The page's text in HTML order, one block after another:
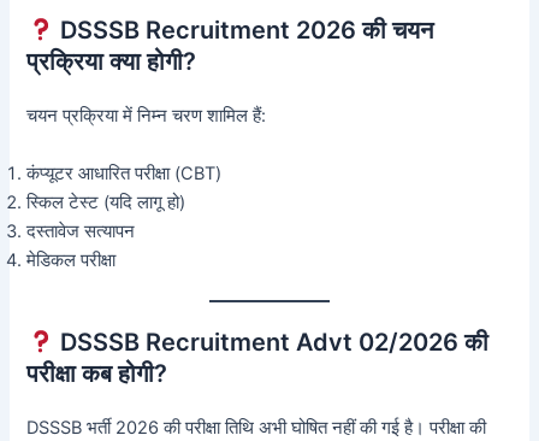
DSSSB Recruitment 2026 की चयन
प्रक्रिया क्या होगी?
चयन प्रक्रिया में निम्न चरण शामिल हैं:
कंप्यूटर आधारित परीक्षा (CBT)
स्किल टेस्ट (यदि लागू हो)
दस्तावेज सत्यापन
मेडिकल परीक्षा
DSSSB Recruitment Advt 02/2026 की
परीक्षा कब होगी?
DSSSB भर्ती 2026 की परीक्षा तिथि अभी घोषित नहीं की गई है। परीक्षा की